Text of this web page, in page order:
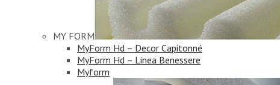
MY FORM
MyForm Hd – Decor Capitonné
MyForm Hd – Linea Benessere
Myform